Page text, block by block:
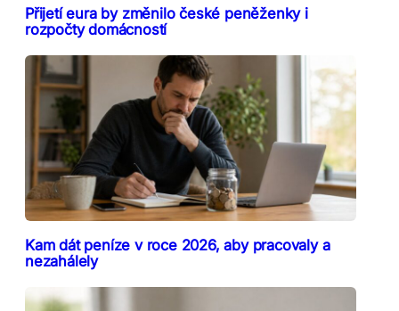
Přijetí eura by změnilo české peněženky i
rozpočty domácností
Kam dát peníze v roce 2026, aby pracovaly a
nezahálely